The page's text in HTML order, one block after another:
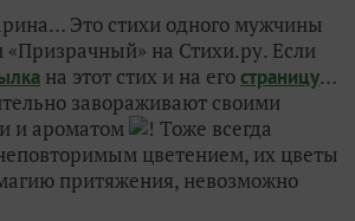
Это стихи одного мужчины
на Стихи.ру. Если
на этот стих и на егостраницу…
завораживают своими
и ароматом
! Тоже всегда
цветением, их цветы
притяжения, невозможно